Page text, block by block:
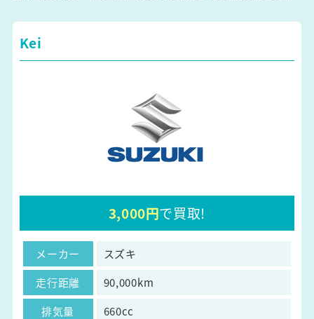
Kei
3,000円で買取!
メーカー
スズキ
走行距離
90,000km
排気量
660cc